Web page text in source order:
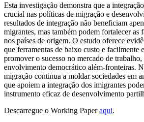
Esta investigação demonstra que a
crucial nas políticas de migração e
resultados de integração não beneficiam
migrantes, mas também podem fortalecer as
nos países de origem. O estudo oferece
que ferramentas de baixo custo e facilmente
promover o sucesso no mercado de
envolvimento democrático além-fronteiras.
migração continua a moldar sociedades em
que apoiem a integração dos imigrantes
instrumento eficaz de desenvolvimento
Descarregue o Working Paperaqui.